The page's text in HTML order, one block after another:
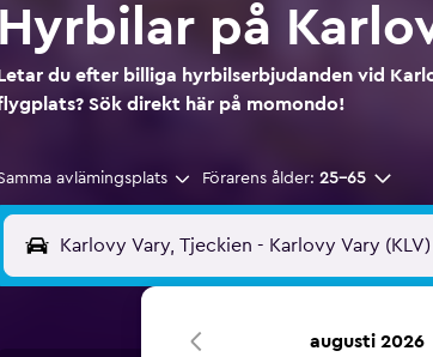
Hyrbilar på
du efter billiga hyrbilserbjudanden vid
Sök direkt här på momondo!
avlämingsplats Förarens ålder: 25-65
augusti 2026